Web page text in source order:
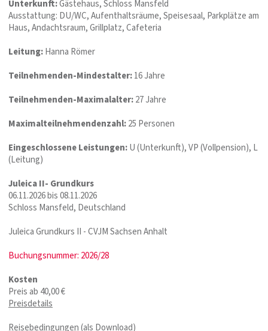
Unterkunft:Gästehaus, Schloss Mansfeld
Ausstattung: DU/WC, Aufenthaltsräume, Speisesaal, Parkplätze am
Haus, Andachtsraum, Grillplatz, Cafeteria
Leitung:Hanna Römer
Teilnehmenden-Mindestalter:16 Jahre
Teilnehmenden-Maximalalter:27 Jahre
Maximalteilnehmendenzahl:25 Personen
Eingeschlossene Leistungen:U (Unterkunft), VP (Vollpension), L
(Leitung)
Juleica II- Grundkurs
06.11.2026 bis 08.11.2026
Schloss Mansfeld, Deutschland
Juleica Grundkurs II - CVJM Sachsen Anhalt
Buchungsnummer: 2026/28
Kosten
Preis ab 40,00 €
Preisdetails
Reisebedingungen(als Download)